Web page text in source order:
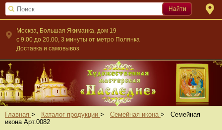
Москва, Большая Якиманка, дом 19
c 9.00 до 20.00, 3 минуты от метро Полянка
Доставка и самовывоз
Найти
Главная > Каталог продукции > Семейная икона >
Семейная
икона Арт.0082